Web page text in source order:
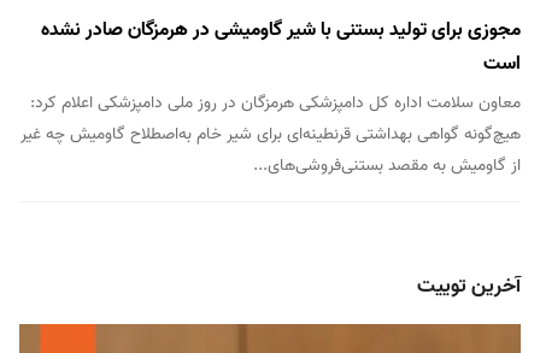
مجوزی برای تولید بستنی با شیر گاومیشی در هرمزگان صادر نشده
است
معاون سلامت اداره کل دامپزشکی هرمزگان در روز ملی دامپزشکی اعلام کرد:
هیچ‌گونه گواهی بهداشتی قرنطینه‌ای برای شیر خام به‌اصطلاح گاومیش چه غیر
از گاومیش به مقصد بستنی‌فروشی‌های...
آخرین توییت